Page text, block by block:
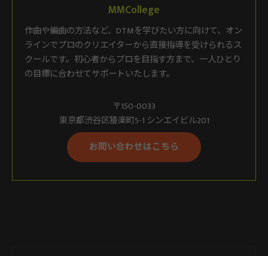
MMCollege
作曲や編曲の方法など、DTMを学びたい方に向けて、オン
ラインでプロのクリエイターから直接指導を受けられるス
クールです。初心者からプロを目指す方まで、一人ひとり
の目標に合わせてサポートいたします。
〒150-0033
東京都渋谷区猿楽町5-1 シンエイビル201
お問い合わせはこちら